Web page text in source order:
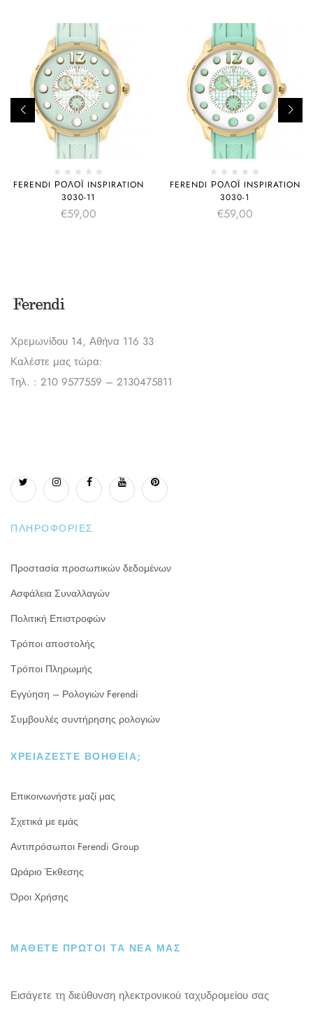
FERENDI ΡΟΛΌΙ INSPIRATION
3030-11
€59,00
FERENDI ΡΟΛΌΙ INSPIRATION
3030-1
€59,00
Χρεμωνίδου 14, Αθήνα 116 33
Καλέστε μας τώρα:
Tηλ. : 210 9577559 – 2130475811
ΠΛΗΡΟΦΟΡΊΕΣ
Προστασία προσωπικών δεδομένων
Ασφάλεια Συναλλαγών
Πολιτική Επιστροφών
Τρόποι αποστολής
Τρόποι Πληρωμής
Εγγύηση – Ρολογιών Ferendi
Συμβουλές συντήρησης ρολογιών
ΧΡΕΙΆΖΕΣΤΕ ΒΟΉΘΕΙΑ;
Επικοινωνήστε μαζί μας
Σχετικά με εμάς
Αντιπρόσωποι Ferendi Group
Ωράριο Έκθεσης
Όροι Χρήσης
ΜΑΘΕΤΕ ΠΡΩΤΟΙ ΤΑ ΝΕΑ ΜΑΣ
Εισάγετε τη διεύθυνση ηλεκτρονικού ταχυδρομείου σας